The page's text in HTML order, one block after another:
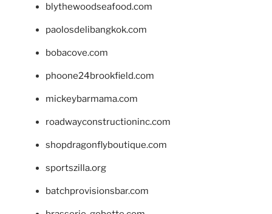
blythewoodseafood.com
paolosdelibangkok.com
bobacove.com
phoone24brookfield.com
mickeybarmama.com
roadwayconstructioninc.com
shopdragonflyboutique.com
sportszilla.org
batchprovisionsbar.com